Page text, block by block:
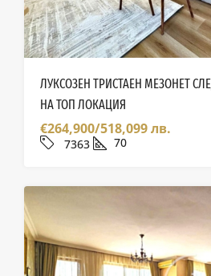
ЛУКСОЗЕН ТРИСТАЕН МЕЗОНЕТ
НА ТОП ЛОКАЦИЯ
€264,900/518,099 лв.
7363 70